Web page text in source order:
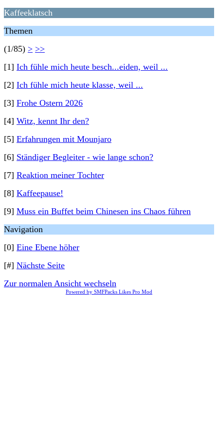
Kaffeeklatsch
Themen
(1/85) > >>
[1] Ich fühle mich heute besch...eiden, weil ...
[2] Ich fühle mich heute klasse, weil ...
[3] Frohe Ostern 2026
[4] Witz, kennt Ihr den?
[5] Erfahrungen mit Mounjaro
[6] Ständiger Begleiter - wie lange schon?
[7] Reaktion meiner Tochter
[8] Kaffeepause!
[9] Muss ein Buffet beim Chinesen ins Chaos führen
Navigation
[0] Eine Ebene höher
[#] Nächste Seite
Zur normalen Ansicht wechseln
Powered by SMFPacks Likes Pro Mod